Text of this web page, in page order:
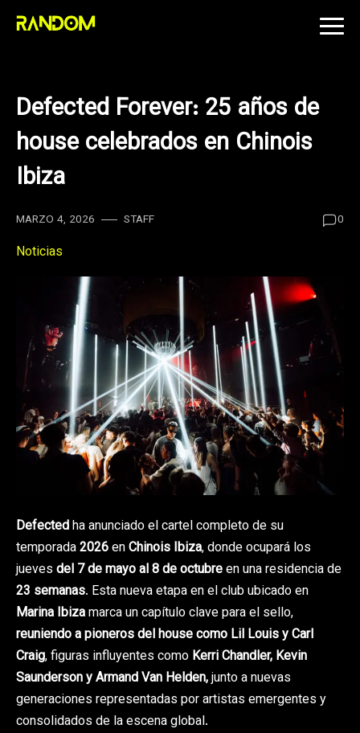
Skip
Defected Forever: 25 años de
house celebrados en Chinois
Ibiza
MARZO 4, 2026 STAFF 0
Noticias
Defectedha anunciado el cartel completo de su
temporada2026enChinois Ibiza, donde ocupará los
jueves del 7 de mayo al 8 de octubreen una residencia de
23 semanas. Esta nueva etapa en el club ubicado en
Marina Ibizamarca un capítulo clave para el sello,
reuniendo a pioneros del house como Lil Louisy Carl
Craig, figuras influyentes como Kerri Chandler, Kevin
SaundersonyArmand Van Helden,junto a nuevas
generaciones representadas por artistas emergentes y
consolidados de la escena global.